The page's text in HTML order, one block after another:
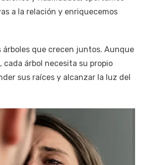
a la relación y enriquecemos
árboles que crecen juntos. Aunque
cada árbol necesita su propio
sus raíces y alcanzar la luz del